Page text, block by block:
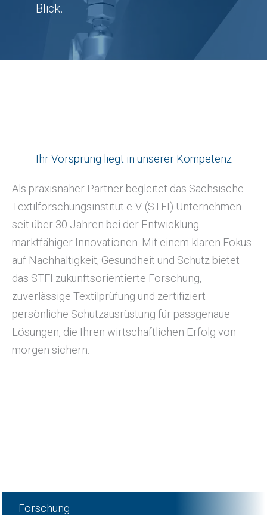
Blick.
Ihr Vorsprung liegt in unserer Kompetenz
Als praxisnaher Partner begleitet das Sächsische
Textilforschungsinstitut e. V. (STFI) Unternehmen
seit über 30 Jahren bei der Entwicklung
marktfähiger Innovationen. Mit einem klaren Fokus
auf Nachhaltigkeit, Gesundheit und Schutz bietet
das STFI zukunftsorientierte Forschung,
zuverlässige Textilprüfung und zertifiziert
persönliche Schutzausrüstung für passgenaue
Lösungen, die Ihren wirtschaftlichen Erfolg von
morgen sichern.
Forschung